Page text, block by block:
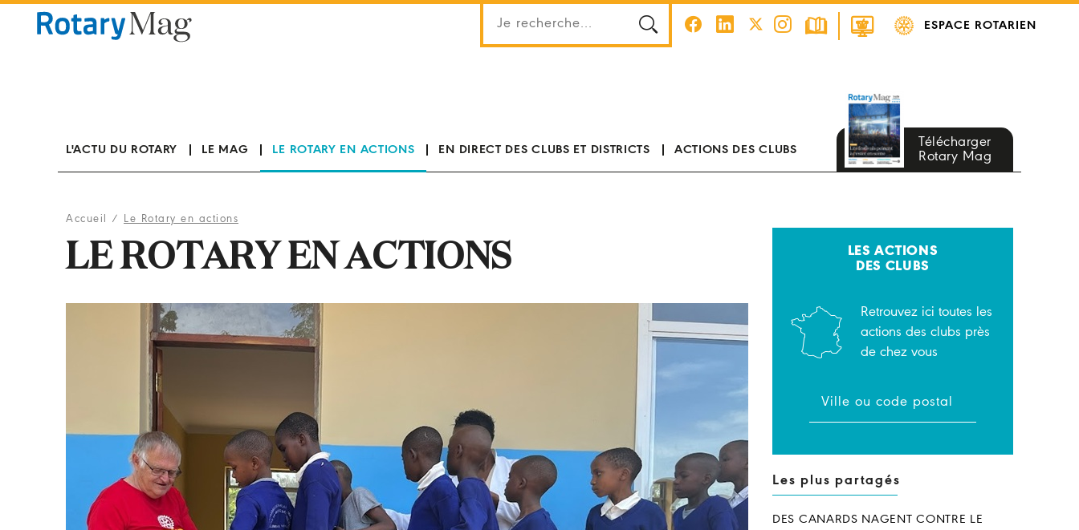
ESPACE ROTARIEN
L'ACTU DU ROTARY LE MAG LE ROTARY EN ACTIONS EN DIRECT DES CLUBS ET DISTRICTS ACTIONS DES CLUBS
Télécharger
Rotary Mag
Accueil / Le Rotary en actions
LE ROTARY EN ACTIONS
LES ACTIONS
DES CLUBS
Retrouvez ici toutes les
actions des clubs près
de chez vous
Les plus partagés
DES CANARDS NAGENT CONTRE LE
Panneau de gestion des cookies